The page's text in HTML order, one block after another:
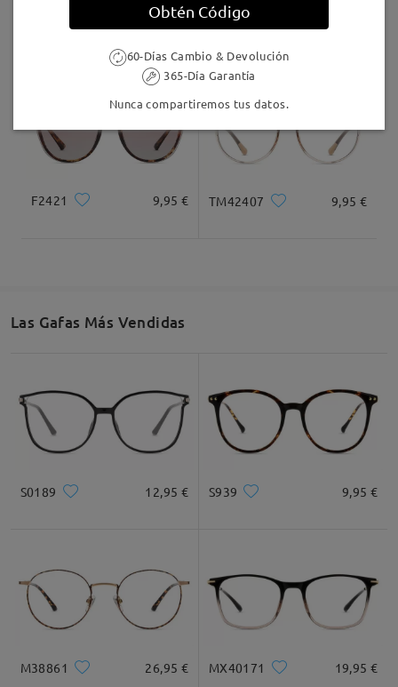
Si necesita ayuda, no dude en contactarnos a través
del chat en directo (disponible 24/7) o por correo
electrónico a service@firmoo.es.
Muy bonitas
TR97008 5,00 € F1230 16,95 €
F2421 9,95 € TM42407 9,95 €
Las Gafas Más Vendidas
S0189 12,95 € S939 9,95 €
M38861 26,95 € MX40171 19,95 €
Obtén Código
60-Días Cambio & Devolución
365-Día Garantía
Nunca compartiremos tus datos.